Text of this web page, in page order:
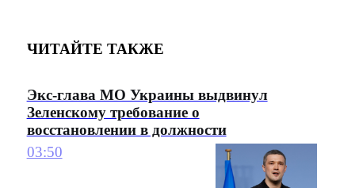
ЧИТАЙТЕ ТАКЖЕ
Экс-глава МО Украины выдвинул
Зеленскому требование о
восстановлении в должности
03:50